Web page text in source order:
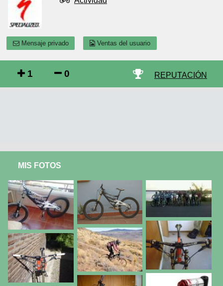
Mensaje privado Ventas del usuario
1 0 REPUTACIÓN
MIS FOTOS